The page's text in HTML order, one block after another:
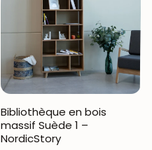
Bibliothèque en bois
massif Suède 1 –
NordicStory